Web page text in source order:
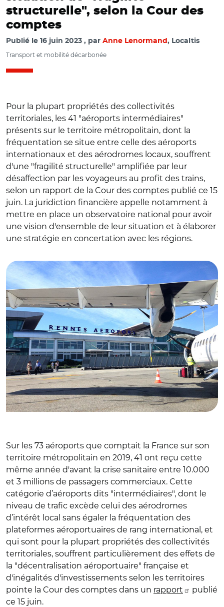
structurelle", selon la Cour des
comptes
Publié le 16 juin 2023 par Anne Lenormand , Localtis
Transport et mobilité décarbonée
Pour la plupart propriétés des collectivités
territoriales, les 41 "aéroports intermédiaires"
présents sur le territoire métropolitain, dont la
fréquentation se situe entre celle des aéroports
internationaux et des aérodromes locaux, souffrent
d'une "fragilité structurelle" amplifiée par leur
désaffection par les voyageurs au profit des trains,
selon un rapport de la Cour des comptes publié ce 15
juin. La juridiction financière appelle notamment à
mettre en place un observatoire national pour avoir
une vision d'ensemble de leur situation et à élaborer
une stratégie en concertation avec les régions.
Sur les 73 aéroports que comptait la France sur son
territoire métropolitain en 2019, 41 ont reçu cette
même année d'avant la crise sanitaire entre 10.000
et 3 millions de passagers commerciaux. Cette
catégorie d’aéroports dits "intermédiaires", dont le
niveau de trafic excède celui des aérodromes
d’intérêt local sans égaler la fréquentation des
plateformes aéroportuaires de rang international, et
qui sont pour la plupart propriétés des collectivités
territoriales, souffrent particulièrement des effets de
la "décentralisation aéroportuaire" française et
d'inégalités d'investissements selon les territoires
pointe la Cour des comptes dans un rapport
publié
ce 15 juin.